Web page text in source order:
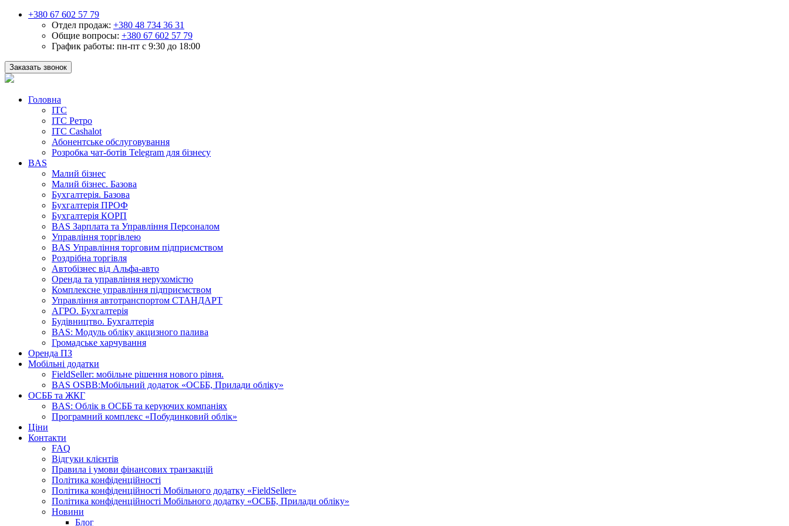
+380 67 602 57 79
Отдел продаж: +380 48 734 36 31
Общие вопросы: +380 67 602 57 79
График работы: пн-пт с 9:30 до 18:00
Заказать звонок
Головна
ІТС
ІТС Ретро
ІТС Cashalot
Абонентське обслуговування
Розробка чат-ботів Telegram для бізнесу
BAS
Малий бізнес
Малий бізнес. Базова
Бухгалтерія. Базова
Бухгалтерія ПРОФ
Бухгалтерія КОРП
BAS Зарплата та Управління Персоналом
Управління торгівлею
BAS Управління торговим підприємством
Роздрібна торгівля
Автобізнес від Альфа-авто
Оренда та управління нерухомістю
Комплексне управління підприємством
Управління автотранспортом СТАНДАРТ
АГРО. Бухгалтерія
Будівництво. Бухгалтерія
BAS: Модуль обліку акцизного палива
Громадське харчування
Оренда ПЗ
Мобільні додатки
FieldSeller: мобільне рішення нового рівня.
BAS OSBB:Мобільний додаток «ОСББ, Прилади обліку»
ОСББ та ЖКГ
BAS: Облік в ОСББ та керуючих компаніях
Програмний комплекс «Побудинковий облік»
Ціни
Контакти
FAQ
Відгуки клієнтів
Правила і умови фінансових транзакцій
Політика конфіденційності
Політика конфіденційності Мобільного додатку «FieldSeller»
Політика конфіденційності Мобільного додатку «ОСББ, Прилади обліку»
Новини
Блог